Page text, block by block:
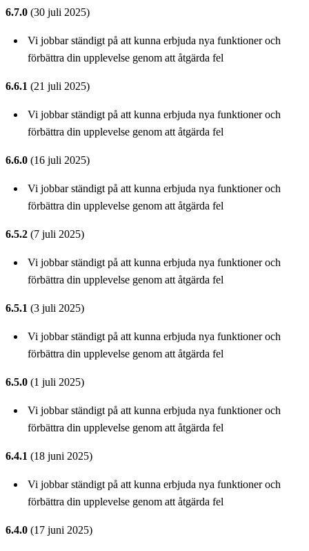
6.7.0 (30 juli 2025)
Vi jobbar ständigt på att kunna erbjuda nya funktioner och
förbättra din upplevelse genom att åtgärda fel
6.6.1 (21 juli 2025)
Vi jobbar ständigt på att kunna erbjuda nya funktioner och
förbättra din upplevelse genom att åtgärda fel
6.6.0 (16 juli 2025)
Vi jobbar ständigt på att kunna erbjuda nya funktioner och
förbättra din upplevelse genom att åtgärda fel
6.5.2 (7 juli 2025)
Vi jobbar ständigt på att kunna erbjuda nya funktioner och
förbättra din upplevelse genom att åtgärda fel
6.5.1 (3 juli 2025)
Vi jobbar ständigt på att kunna erbjuda nya funktioner och
förbättra din upplevelse genom att åtgärda fel
6.5.0 (1 juli 2025)
Vi jobbar ständigt på att kunna erbjuda nya funktioner och
förbättra din upplevelse genom att åtgärda fel
6.4.1 (18 juni 2025)
Vi jobbar ständigt på att kunna erbjuda nya funktioner och
förbättra din upplevelse genom att åtgärda fel
6.4.0 (17 juni 2025)